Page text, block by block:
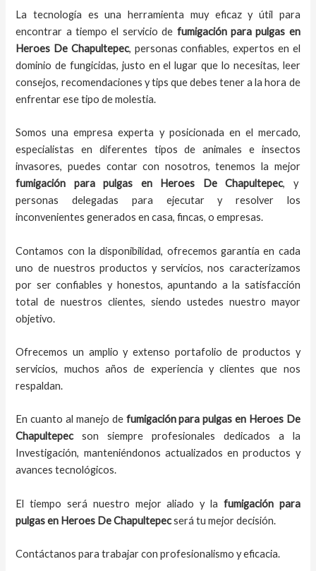
La tecnología es una herramienta muy eficaz y útil para
encontrar a tiempo el servicio de fumigación para pulgas en
Heroes De Chapultepec, personas confiables, expertos en el
dominio de fungicidas, justo en el lugar que lo necesitas, leer
consejos, recomendaciones y tips que debes tener a la hora de
enfrentar ese tipo de molestia.
Somos una empresa experta y posicionada en el mercado,
especialistas en diferentes tipos de animales e insectos
invasores, puedes contar con nosotros, tenemos la mejor
fumigación para pulgas en Heroes De Chapultepec, y
personas delegadas para ejecutar y resolver los
inconvenientes generados en casa, fincas, o empresas.
Contamos con la disponibilidad, ofrecemos garantía en cada
uno de nuestros productos y servicios, nos caracterizamos
por ser confiables y honestos, apuntando a la satisfacción
total de nuestros clientes, siendo ustedes nuestro mayor
objetivo.
Ofrecemos un amplio y extenso portafolio de productos y
servicios, muchos años de experiencia y clientes que nos
respaldan.
En cuanto al manejo defumigación para pulgas en Heroes De
Chapultepecson siempre profesionales dedicados a la
Investigación, manteniéndonos actualizados en productos y
avances tecnológicos.
El tiempo será nuestro mejor aliado y la fumigación para
pulgas en Heroes De Chapultepecserá tu mejor decisión.
Contáctanos para trabajar con profesionalismo y eficacia.